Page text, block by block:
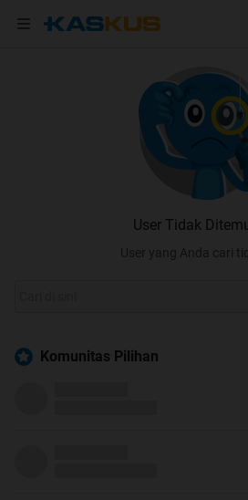
User Tidak
User yang Anda cari
Komunitas Pilihan